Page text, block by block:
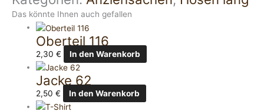
Das könnte Ihnen auch gefallen
Oberteil 116
2,30€ In den Warenkorb
Jacke 62
2,50€ In den Warenkorb